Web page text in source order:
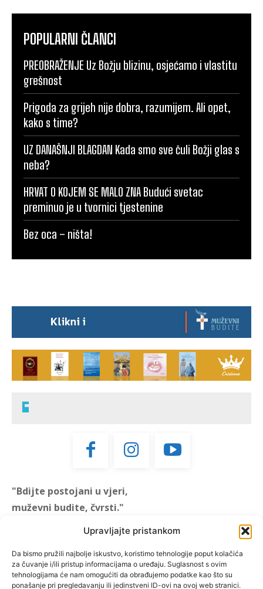
Upravljajte pristankom
Da bismo pružili najbolje iskustvo, koristimo tehnologije poput kolačića
za čuvanje i/ili pristup informacijama o uređaju. Suglasnost s ovim
tehnologijama će nam omogućiti da obrađujemo podatke kao što su
ponašanje pri pregledavanju ili jedinstveni ID-ovi na ovoj web stranici.
POPULARNI ČLANCI
PREOBRAŽENJE Uz Božju blizinu, osjećamo i vlastitu
grešnost
Prigoda za grijeh nije dobra, razumijem. Ali opet,
kako s time?
UZ DANAŠNJI BLAGDAN Kada smo sve čuli Božji glas s
neba?
HRVAT O KOJEM SE MALO ZNA Budući svetac
preminuo je u tvornici tjestenine
Bez oca – ništa!
"Bdijte postojani u vjeri,
muževni budite, čvrsti."
"Muževni budite" prvi je
hrvatski portal za katoličke
muškarce koji pokušava